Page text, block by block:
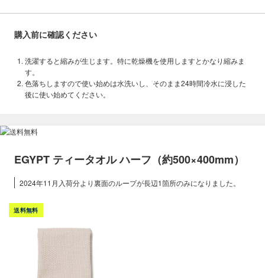
購入前に確認ください
洗濯すると縮みが生じます。特に乾燥機を使用しますとかなり縮みま
す。
色落ちしますので使い始めは水洗いし、そのまま24時間冷水に浸した
後に使い始めてください。
EGYPT ティータオル ハーフ（約500×400mm）
2024年11月入荷分より裏面のループが長辺1箇所のみになりました。